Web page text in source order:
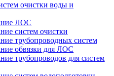
очистки воды и
ЛОС
систем очистки
трубопроводных систем
обвязки для ЛОС
трубопроводов для систем